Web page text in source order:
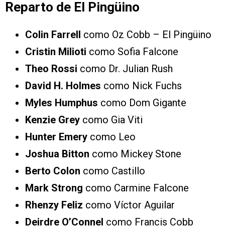
Reparto de El Pingüino
Colin Farrell como Oz Cobb – El Pingüino
Cristin Milioti como Sofia Falcone
Theo Rossi como Dr. Julian Rush
David H. Holmes como Nick Fuchs
Myles Humphus como Dom Gigante
Kenzie Grey como Gia Viti
Hunter Emery como Leo
Joshua Bitton como Mickey Stone
Berto Colon como Castillo
Mark Strong como Carmine Falcone
Rhenzy Feliz como Víctor Aguilar
Deirdre O’Connel como Francis Cobb